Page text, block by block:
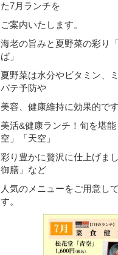
た7月ランチを
ご案内いたします。
海老の旨みと夏野菜の彩り
ば」
夏野菜は水分やビタミン、
バテ予防や
美容、健康維持に効果的で
美活&健康ランチ！旬を堪
空」「天空」
彩り豊かに贅沢に仕上げま
御膳」など
人気のメニューをご用意し
す。